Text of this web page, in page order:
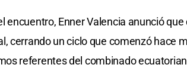
encuentro, Enner Valencia anunció
cerrando un ciclo que comenzó hace
referentes del combinado